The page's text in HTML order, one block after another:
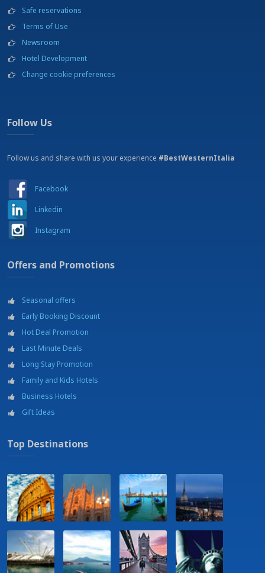
Safe reservations
Terms of Use
Newsroom
Hotel Development
Change cookie preferences
Follow Us
Follow us and share with us your experience #BestWesternItalia
Facebook
Linkedin
Instagram
Offers and Promotions
Seasonal offers
Early Booking Discount
Hot Deal Promotion
Last Minute Deals
Long Stay Promotion
Family and Kids Hotels
Business Hotels
Gift Ideas
Top Destinations